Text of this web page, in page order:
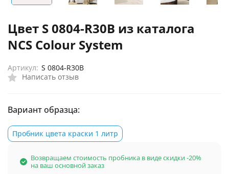
Цвет S 0804-R30B из каталога
NCS Colour System
Написать отзыв
Артикул: S 0804-R30B
Вариант образца:
Пробник цвета краски 1 литр
Возвращаем стоимость пробника в виде скидки -20%
на ваш основной заказ